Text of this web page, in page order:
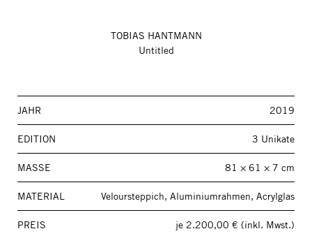
TOBIAS HANTMANN
Untitled
JAHR 2019
EDITION 3 Unikate
MASSE 81 × 61 × 7 cm
MATERIAL Veloursteppich, Aluminiumrahmen, Acrylglas
PREIS je 2.200,00 € (inkl. Mwst.)